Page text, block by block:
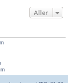
Aller